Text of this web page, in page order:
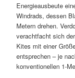
Energieausbeute
Windrads, dessen
Metern drehen.
verachtfacht sich
Kites mit einer
entsprechen – je
konventionellen 1-